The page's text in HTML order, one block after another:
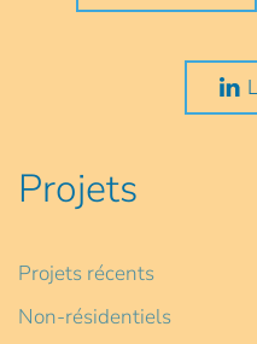
Projets
Projets récents
Non-résidentiels